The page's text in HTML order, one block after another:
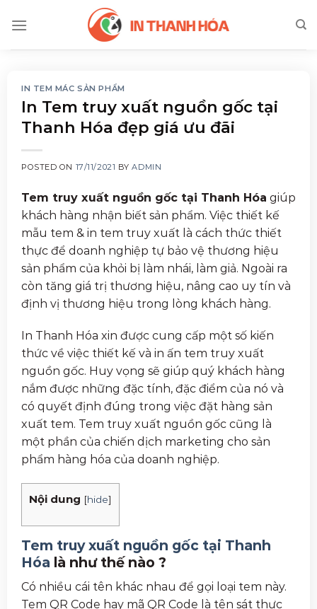
IN TEM MÁC SẢN PHẨM
In Tem truy xuất nguồn gốc tại
Thanh Hóa đẹp giá ưu đãi
POSTED ON 17/11/2021 BYADMIN
Tem truy xuất nguồn gốc tại Thanh Hóa giúp
khách hàng nhận biết sản phẩm. Việc thiết kế
mẫu tem & in tem truy xuất là cách thức thiết
thực để doanh nghiệp tự bảo vệ thương hiệu
sản phẩm của khỏi bị làm nhái, làm giả. Ngoài ra
còn tăng giá trị thương hiệu, nâng cao uy tín và
định vị thương hiệu trong lòng khách hàng.
In Thanh Hóa xin được cung cấp một số kiến
thức về việc thiết kế và in ấn tem truy xuất
nguồn gốc. Huy vọng sẽ giúp quý khách hàng
nắm được những đặc tính, đặc điểm của nó và
có quyết định đúng trong việc đặt hàng sản
xuất tem. Tem truy xuất nguồn gốc cũng là
một phần của chiến dịch marketing cho sản
phẩm hàng hóa của doanh nghiệp.
Nội dung [hide]
Tem truy xuất nguồn gốc tại Thanh
Hóa là như thế nào ?
Có nhiều cái tên khác nhau để gọi loại tem này.
Tem QR Code hay mã QR Code là tên sát thực